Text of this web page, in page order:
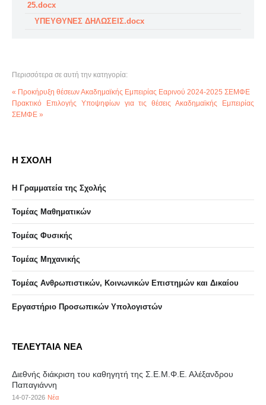
25.docx
ΥΠΕΥΘΥΝΕΣ ΔΗΛΩΣΕΙΣ.docx
Περισσότερα σε αυτή την κατηγορία:
« Προκήρυξη θέσεων Ακαδημαϊκής Εμπειρίας Εαρινού 2024-2025 ΣΕΜΦΕ
Πρακτικό Επιλογής Υποψηφίων για τις θέσεις Ακαδημαϊκής Εμπειρίας
ΣΕΜΦΕ »
Η ΣΧΟΛΗ
Η Γραμματεία της Σχολής
Τομέας Μαθηματικών
Τομέας Φυσικής
Τομέας Μηχανικής
Τομέας Ανθρωπιστικών, Κοινωνικών Επιστημών και Δικαίου
Eργαστήριo Προσωπικών Υπολογιστών
ΤΕΛΕΥΤΑΙΑ ΝΕΑ
Διεθνής διάκριση του καθηγητή της Σ.Ε.Μ.Φ.Ε. Αλέξανδρου
Παπαγιάννη
14-07-2026 Νέα